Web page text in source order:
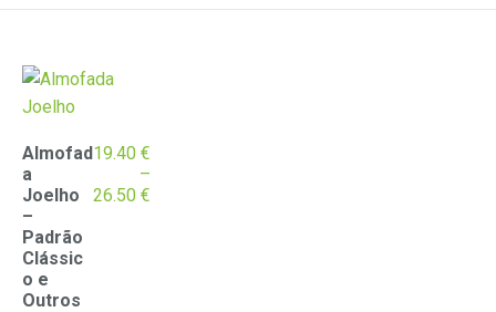
Almofad
a
Joelho
–
Padrão
Clássic
o e
Outros
19.40 €
–
26.50 €Price